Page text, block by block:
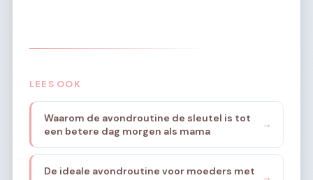
LEES OOK
Waarom de avondroutine de sleutel is tot
een betere dag morgen als mama
→
De ideale avondroutine voor moeders met
→